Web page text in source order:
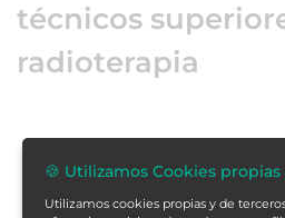
técnicos
radioterapia
🍪 Utilizamos Cookies
Utilizamos cookies propias y de